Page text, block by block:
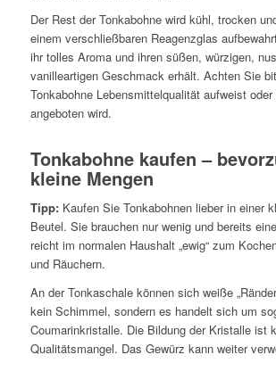
Der Rest der Tonkabohne wird kühl, trocken
einem verschließbaren Reagenzglas
ihr tolles Aroma und ihren süßen, würzigen,
vanilleartigen Geschmack erhält. Achten Sie
Tonkabohne Lebensmittelqualität aufweist
angeboten wird.
Tonkabohne kaufen –
kleine Mengen
Tipp:Kaufen Sie Tonkabohnen lieber in einer
Beutel. Sie brauchen nur wenig und bereits
reicht im normalen Haushalt „ewig“ zum
und Räuchern.
An der Tonkaschale können sich weiße
kein Schimmel, sondern es handelt sich um
Coumarinkristalle. Die Bildung der Kristalle ist
Qualitätsmangel. Das Gewürz kann weiter